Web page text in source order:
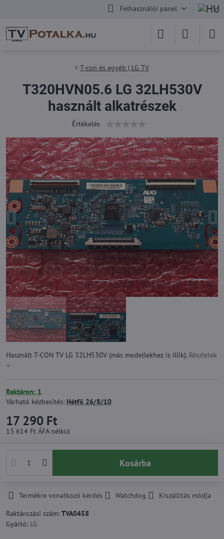
Felhasználói panel
T-con és egyéb | LG TV
T320HVN05.6 LG 32LH530V
használt alkatrészek
Értékelés
Használt T-CON TV LG 32LH530V (más modellekhez is illik). Részletek
Raktáron: 1
Várható kézbesítés: Hétfő 26/8/10
17 290 Ft
13 614 Ft ÁFA nélkül
Kosárba
Termékre vonatkozó kérdés Watchdog
Kiszállítás módja
Raktározási szám: TVA0458
Gyártó: LG